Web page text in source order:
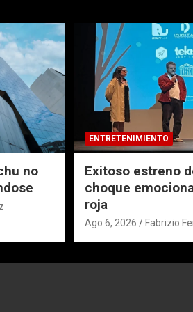
no
ENTRETENIMIENTO
Exitoso estreno
choque
roja
Ago 6, 2026 Fabrizio